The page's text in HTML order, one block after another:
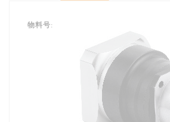
物料号: